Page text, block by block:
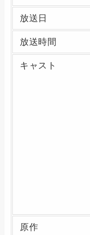
放送日
放送時間
キャスト
原作